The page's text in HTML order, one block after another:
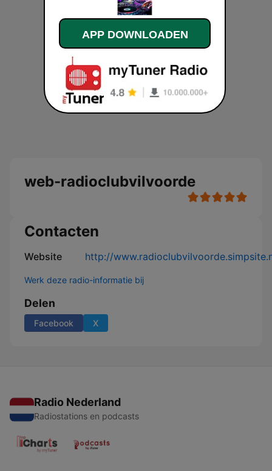
web-radioclubvilvoorde
Contacten
Website http://
Werk deze radio-informatie bij
Delen
Facebook X
Radio Nederland
Radiostations en podcasts
APP DOWNLOADEN